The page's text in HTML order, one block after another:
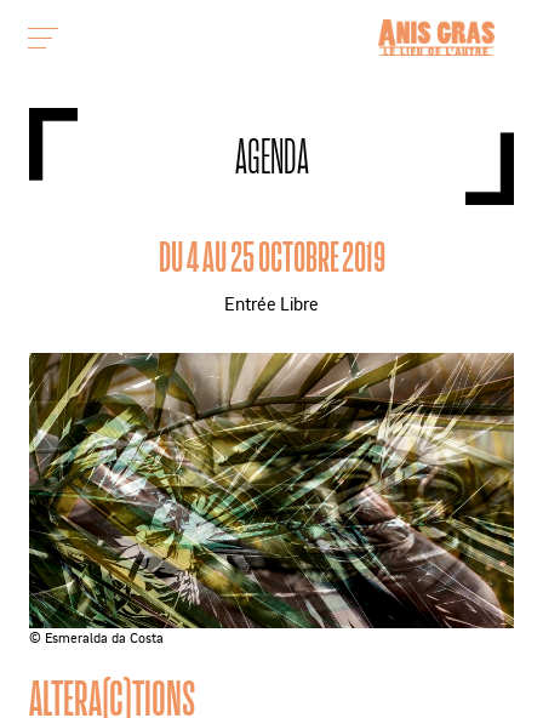
AGENDA
DU 4 AU 25 OCTOBRE 2019
Entrée Libre
© Esmeralda da Costa
ALTERA(C)TIONS